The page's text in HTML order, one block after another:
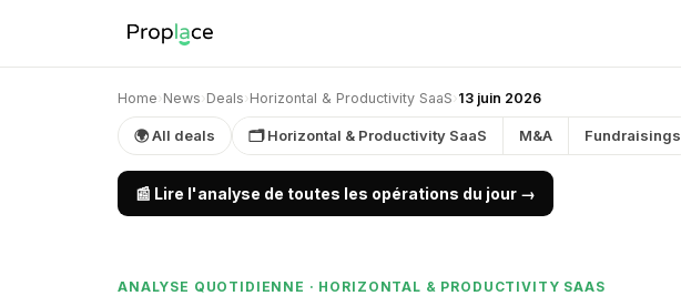
Home› News› Deals› Horizontal & Productivity SaaS› 13 juin 2026
🌍 All deals 🗂 Horizontal & Productivity SaaS M&A Fundraisings
📰 Lire l'analyse de toutes les opérations du jour →
ANALYSE QUOTIDIENNE · HORIZONTAL & PRODUCTIVITY SAAS